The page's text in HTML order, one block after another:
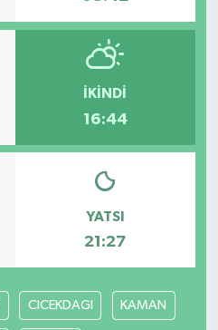
İKINDI
16:44
YATSI
21:27
CICEKDAGI KAMAN